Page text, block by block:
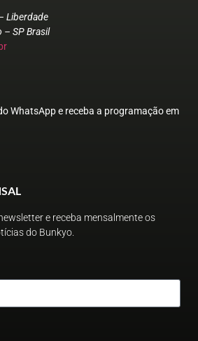
Liberdade
– SP Brasil
WhatsApp e receba a programação em
e receba mensalmente os
do Bunkyo.